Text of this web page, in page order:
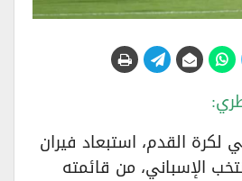
لكرة القدم، استبعاد فيران
الإسباني، من قائمته